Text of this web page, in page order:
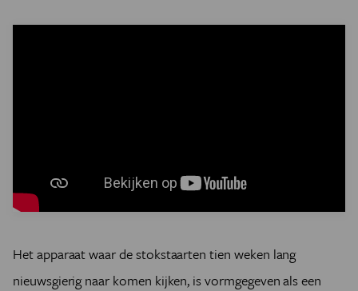
Het apparaat waar de stokstaarten tien weken lang
nieuwsgierig naar komen kijken, is vormgegeven als een